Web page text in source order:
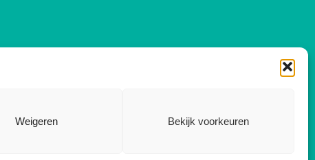
Weigeren Bekijk voorkeuren